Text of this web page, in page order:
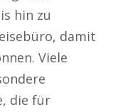
hin zu
damit
Viele
die für